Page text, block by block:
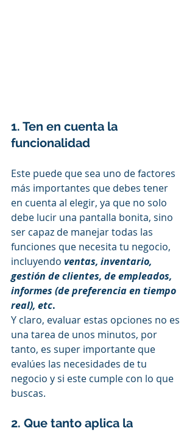
1. Ten en cuenta la
funcionalidad
Este puede que sea uno de factores
más importantes que debes tener
en cuenta al elegir, ya que no solo
debe lucir una pantalla bonita, sino
ser capaz de manejar todas las
funciones que necesita tu negocio,
incluyendo ventas, inventario,
gestión de clientes, de empleados,
informes (de preferencia en tiempo
real), etc.
Y claro, evaluar estas opciones no es
una tarea de unos minutos, por
tanto, es super importante que
evalúes las necesidades de tu
negocio y si este cumple con lo que
buscas.
2. Que tanto aplica la